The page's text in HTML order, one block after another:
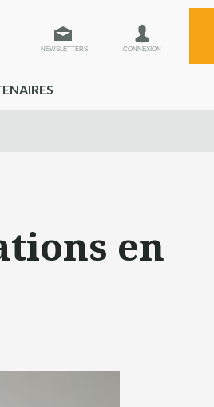
NEWSLETTERS CONNEXION
en